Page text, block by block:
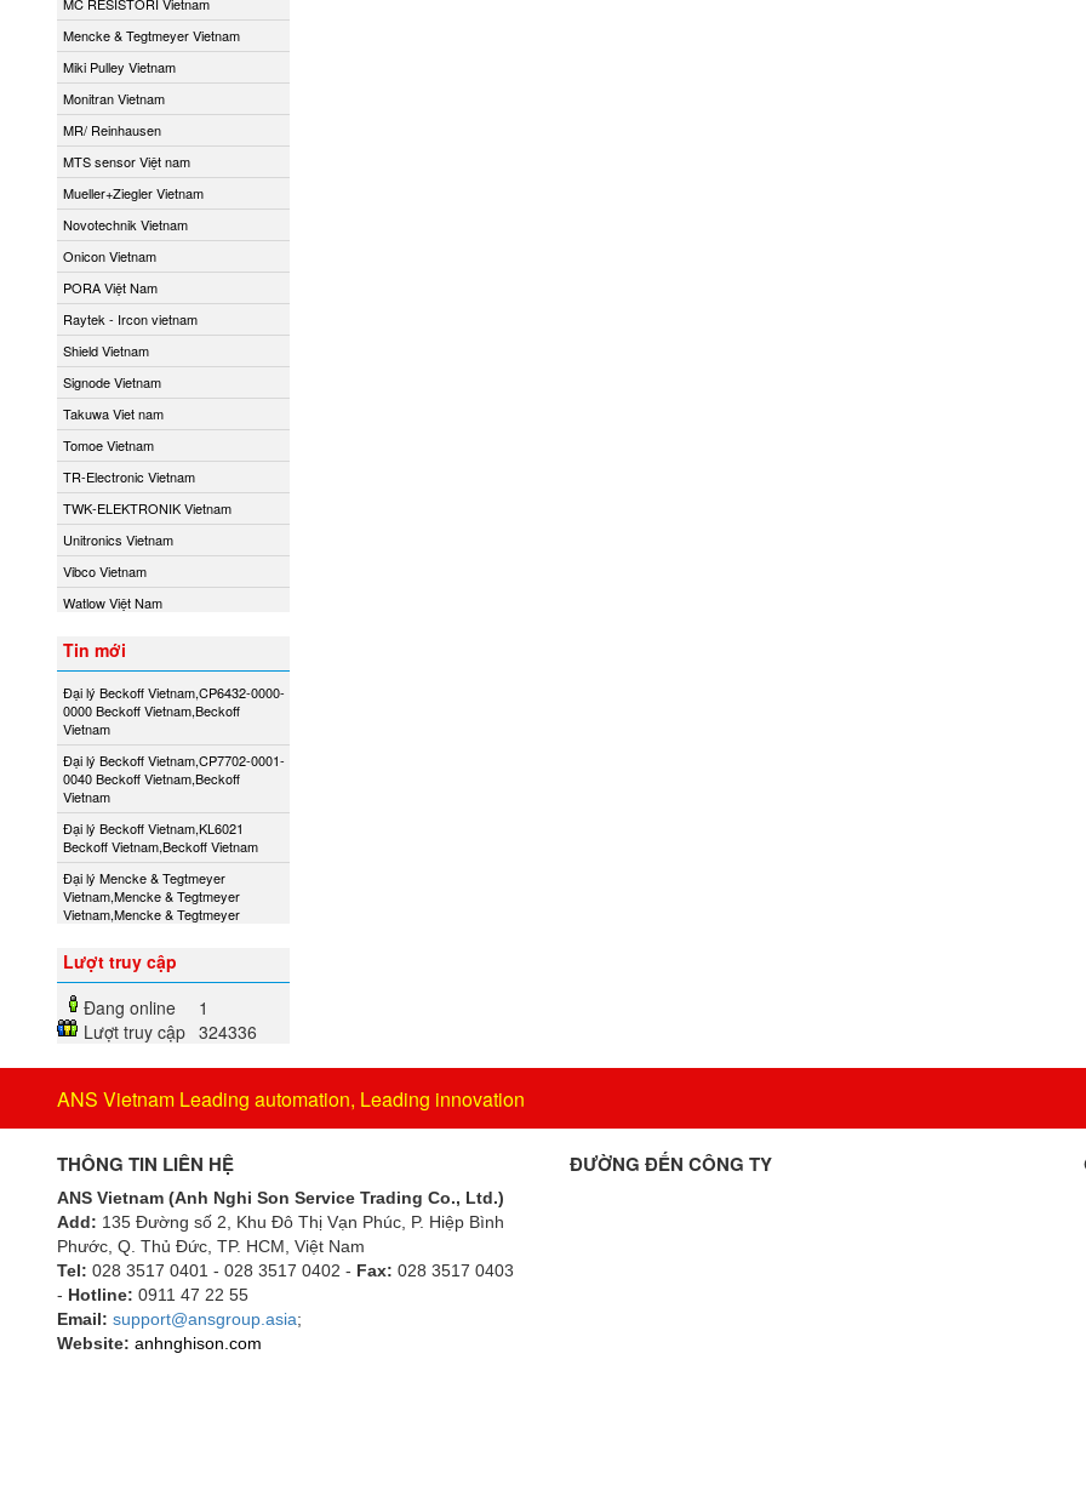
MC RESISTORI Vietnam
Mencke & Tegtmeyer Vietnam
Miki Pulley Vietnam
Monitran Vietnam
MR/ Reinhausen
MTS sensor Việt nam
Mueller+Ziegler Vietnam
Novotechnik Vietnam
Onicon Vietnam
PORA Việt Nam
Raytek - Ircon vietnam
Shield Vietnam
Signode Vietnam
Takuwa Viet nam
Tomoe Vietnam
TR-Electronic Vietnam
TWK-ELEKTRONIK Vietnam
Unitronics Vietnam
Vibco Vietnam
Watlow Việt Nam
Tin mới
Đại lý Beckoff Vietnam,CP6432-0000-
0000 Beckoff Vietnam,Beckoff
Vietnam
Đại lý Beckoff Vietnam,CP7702-0001-
0040 Beckoff Vietnam,Beckoff
Vietnam
Đại lý Beckoff Vietnam,KL6021
Beckoff Vietnam,Beckoff Vietnam
Đại lý Mencke & Tegtmeyer
Vietnam,Mencke & Tegtmeyer
Vietnam,Mencke & Tegtmeyer
Lượt truy cập
Đang online
1
Lượt truy cập 324336
ANS Vietnam Leading automation, Leading innovation
THÔNG TIN LIÊN HỆ
ANS Vietnam (Anh Nghi Son Service Trading Co., Ltd.)
Add: 135 Đường số 2, Khu Đô Thị Vạn Phúc, P. Hiệp Bình
Phước, Q. Thủ Đức, TP. HCM, Việt Nam
Tel: 028 3517 0401 - 028 3517 0402 - Fax: 028 3517 0403
- Hotline: 0911 47 22 55
Email: support@ansgroup.asia;
Website: anhnghison.com
ĐƯỜNG ĐẾN CÔNG TY